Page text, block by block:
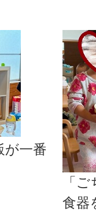
が一番
「
食器